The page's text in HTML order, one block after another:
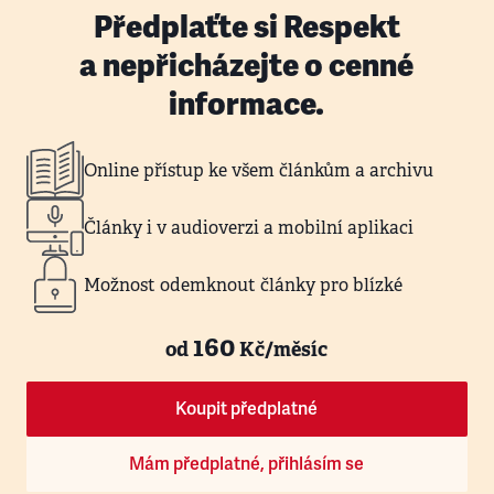
Předplaťte si Respekt
a nepřicházejte o cenné
informace.
Online přístup ke všem článkům a archivu
Články i v audioverzi a mobilní aplikaci
Možnost odemknout články pro blízké
od160Kč/měsíc
Koupit předplatné
Mám předplatné, přihlásím se